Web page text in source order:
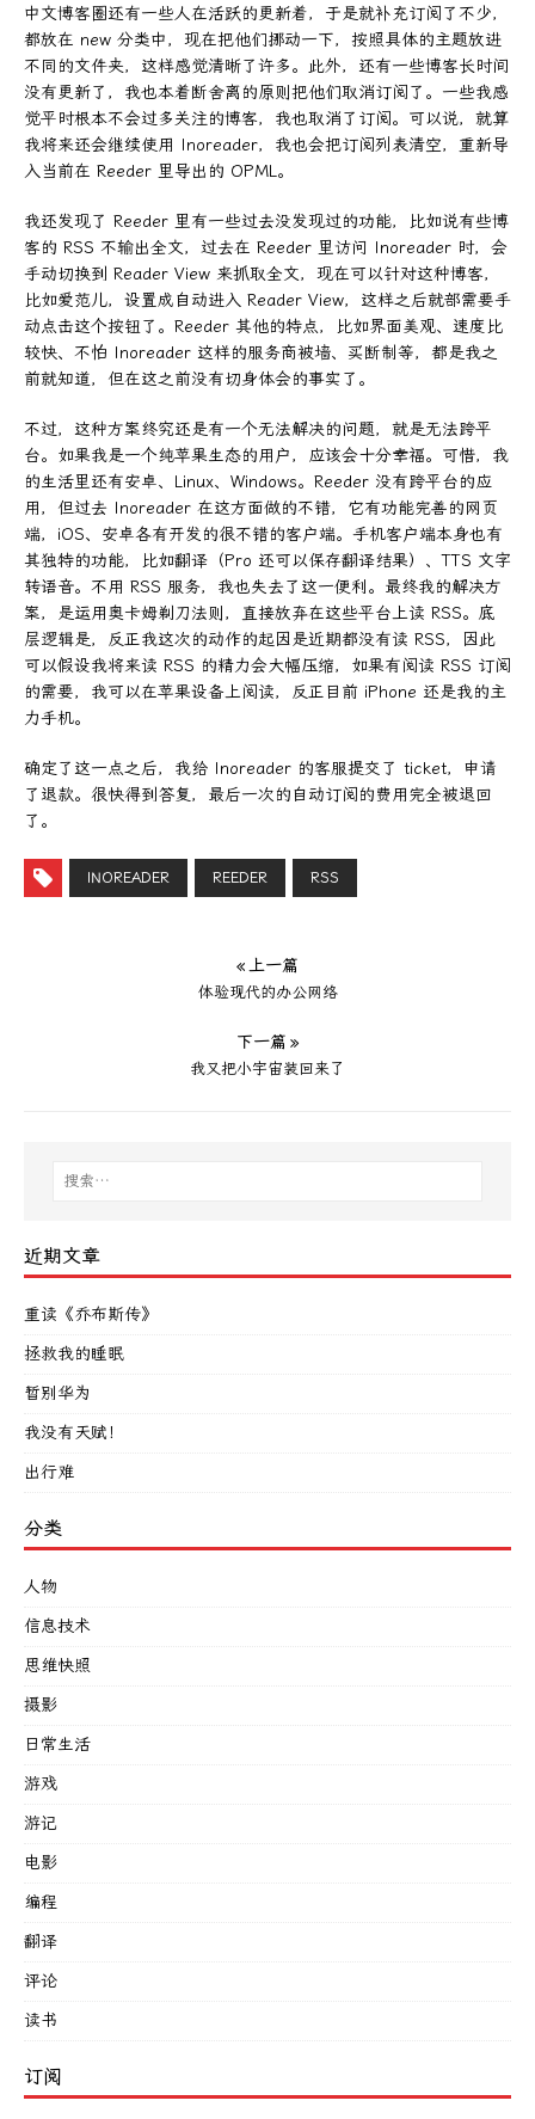
中文博客圈还有一些人在活跃的更新着，于是就补充订阅了不少，
都放在 new 分类中，现在把他们挪动一下，按照具体的主题放进
不同的文件夹，这样感觉清晰了许多。此外，还有一些博客长时间
没有更新了，我也本着断舍离的原则把他们取消订阅了。一些我感
觉平时根本不会过多关注的博客，我也取消了订阅。可以说，就算
我将来还会继续使用 Inoreader，我也会把订阅列表清空，重新导
入当前在 Reeder 里导出的 OPML。
我还发现了 Reeder 里有一些过去没发现过的功能，比如说有些博
客的 RSS 不输出全文，过去在 Reeder 里访问 Inoreader 时，会
手动切换到 Reader View 来抓取全文，现在可以针对这种博客，
比如爱范儿，设置成自动进入 Reader View，这样之后就部需要手
动点击这个按钮了。Reeder 其他的特点，比如界面美观、速度比
较快、不怕 Inoreader 这样的服务商被墙、买断制等，都是我之
前就知道，但在这之前没有切身体会的事实了。
不过，这种方案终究还是有一个无法解决的问题，就是无法跨平
台。如果我是一个纯苹果生态的用户，应该会十分幸福。可惜，我
的生活里还有安卓、Linux、Windows。Reeder 没有跨平台的应
用，但过去 Inoreader 在这方面做的不错，它有功能完善的网页
端，iOS、安卓各有开发的很不错的客户端。手机客户端本身也有
其独特的功能，比如翻译（Pro 还可以保存翻译结果）、TTS 文字
转语音。不用 RSS 服务，我也失去了这一便利。最终我的解决方
案，是运用奥卡姆剃刀法则，直接放弃在这些平台上读 RSS。底
层逻辑是，反正我这次的动作的起因是近期都没有读 RSS，因此
可以假设我将来读 RSS 的精力会大幅压缩，如果有阅读 RSS 订阅
的需要，我可以在苹果设备上阅读，反正目前 iPhone 还是我的主
力手机。
确定了这一点之后，我给 Inoreader 的客服提交了 ticket，申请
了退款。很快得到答复，最后一次的自动订阅的费用完全被退回
了。
INOREADER REEDER RSS
« 上一篇
体验现代的办公网络
下一篇 »
我又把小宇宙装回来了
近期文章
重读《乔布斯传》
拯救我的睡眠
暂别华为
我没有天赋！
出行难
分类
人物
信息技术
思维快照
摄影
日常生活
游戏
游记
电影
编程
翻译
评论
读书
订阅